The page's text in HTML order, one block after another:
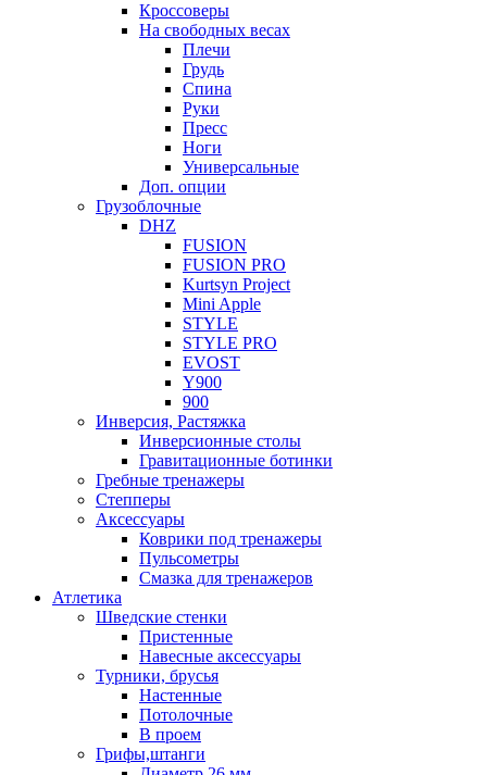
Кроссоверы
На свободных весах
Плечи
Грудь
Спина
Руки
Пресс
Ноги
Универсальные
Доп. опции
Грузоблочные
DHZ
FUSION
FUSION PRO
Kurtsyn Project
Mini Apple
STYLE
STYLE PRO
EVOST
Y900
900
Инверсия, Растяжка
Инверсионные столы
Гравитационные ботинки
Гребные тренажеры
Степперы
Аксессуары
Коврики под тренажеры
Пульсометры
Смазка для тренажеров
Атлетика
Шведские стенки
Пристенные
Навесные аксессуары
Турники, брусья
Настенные
Потолочные
В проем
Грифы,штанги